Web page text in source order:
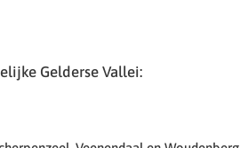
Gelderse Vallei: